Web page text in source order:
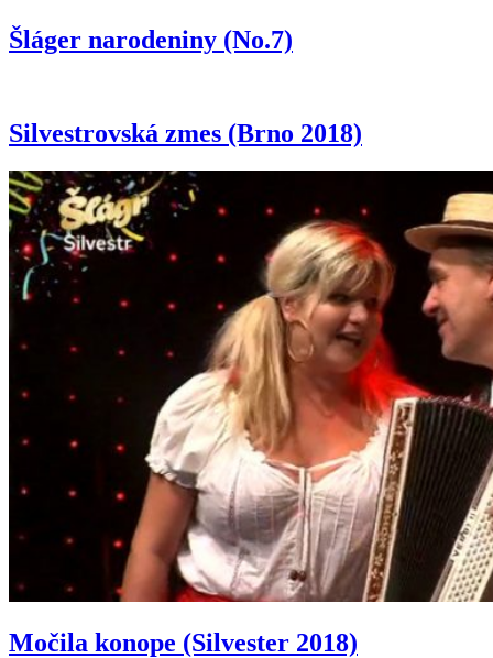
Šláger narodeniny (No.7)
Silvestrovská zmes (Brno 2018)
Močila konope (Silvester 2018)